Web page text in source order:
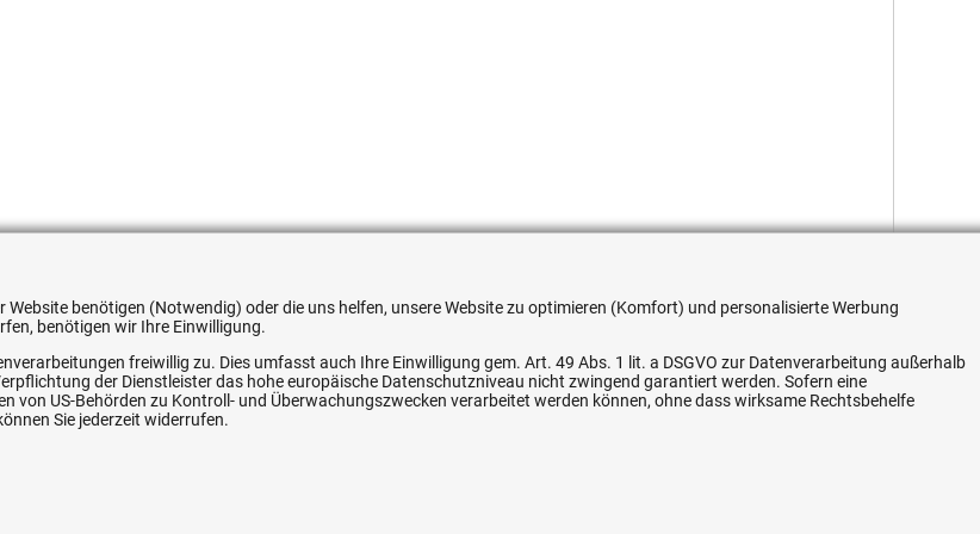
Ihre Hytec-Hydraulik Vorteile Flexible Zahlung
benötigen (Notwendig) oder die uns helfen, unsere Website zu optimieren (Komfort) und personalisierte Werbung
benötigen wir Ihre Einwilligung.
freiwillig zu. Dies umfasst auch Ihre Einwilligung gem. Art. 49 Abs. 1 lit. a DSGVO zur Datenverarbeitung außerhalb
der Dienstleister das hohe europäische Datenschutzniveau nicht zwingend garantiert werden. Sofern eine
von US-Behörden zu Kontroll- und Überwachungszwecken verarbeitet werden können, ohne dass wirksame Rechtsbehelfe
Sie jederzeit widerrufen.